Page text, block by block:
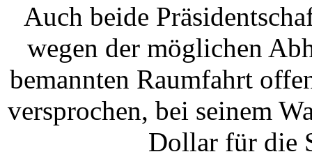
Auch beide
wegen der möglichen
bemannten Raumfahrt
versprochen, bei seinem
Dollar für die